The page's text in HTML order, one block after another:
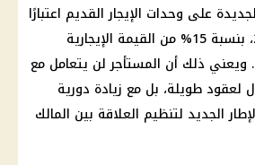
على وحدات الإيجار القديم اعتبارًا
من شهر سبتمبر 2026، بنسبة 15% من القيمة الإيجارية
ويعني ذلك أن المستأجر لن يتعامل مع
لعقود طويلة، بل مع زيادة دورية
الجديد لتنظيم العلاقة بين المالك